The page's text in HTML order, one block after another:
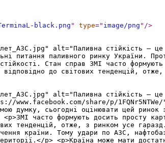
black.png " type=" image/png " />
alt="Паливна стійкість — це
питання паливного ринку України.
Стан справ ЗМІ часто
відповідно до світових тенденцій,
alt="Паливна стійкість — це
www.facebook.com/share/p/
думку, сьогодні оцінювати цей ринок
часто формують досить просту
тенденцій, отже, з ринком усе
країни. Тому удари по АЗС,
p> <p>Країна може мати